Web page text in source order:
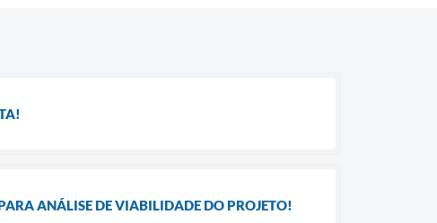
ANÁLISE DE VIABILIDADE DO PROJETO!